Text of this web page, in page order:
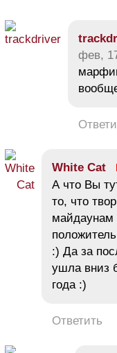
фев,
White Cat
А что Вы
то, что
майдаунам
:) Да за
ушла вниз
года :)
Ответить